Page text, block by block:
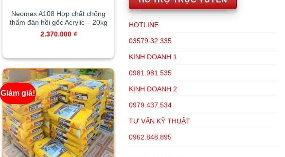
Neomax A108 Hợp chất chống
thấm đàn hồi gốc Acrylic – 20kg
2.370.000 ₫
Giảm giá!
HOTLINE
03579.32.335
KINH DOANH 1
0981.981.535
KINH DOANH 2
0979.437.534
TƯ VẤN KỸ THUẬT
0962.848.895